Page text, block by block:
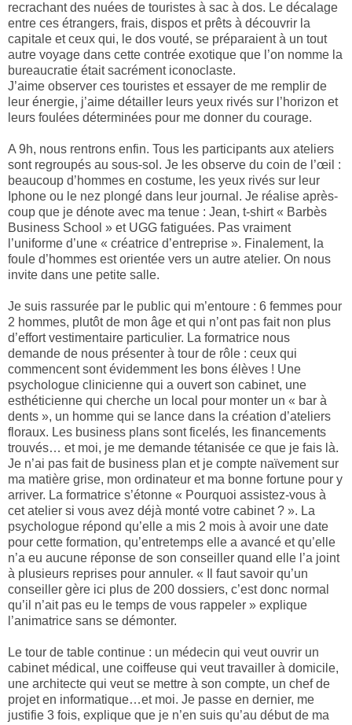
recrachant des nuées de touristes à sac à dos. Le décalage
entre ces étrangers, frais, dispos et prêts à découvrir la
capitale et ceux qui, le dos vouté, se préparaient à un tout
autre voyage dans cette contrée exotique que l’on nomme la
bureaucratie était sacrément iconoclaste.
J’aime observer ces touristes et essayer de me remplir de
leur énergie, j’aime détailler leurs yeux rivés sur l’horizon et
leurs foulées déterminées pour me donner du courage.
A 9h, nous rentrons enfin. Tous les participants aux ateliers
sont regroupés au sous-sol. Je les observe du coin de l’œil :
beaucoup d’hommes en costume, les yeux rivés sur leur
Iphone ou le nez plongé dans leur journal. Je réalise après-
coup que je dénote avec ma tenue : Jean, t-shirt « Barbès
Business School » et UGG fatiguées. Pas vraiment
l’uniforme d’une « créatrice d’entreprise ». Finalement, la
foule d’hommes est orientée vers un autre atelier. On nous
invite dans une petite salle.
Je suis rassurée par le public qui m’entoure : 6 femmes pour
2 hommes, plutôt de mon âge et qui n’ont pas fait non plus
d’effort vestimentaire particulier. La formatrice nous
demande de nous présenter à tour de rôle : ceux qui
commencent sont évidemment les bons élèves ! Une
psychologue clinicienne qui a ouvert son cabinet, une
esthéticienne qui cherche un local pour monter un « bar à
dents », un homme qui se lance dans la création d’ateliers
floraux. Les business plans sont ficelés, les financements
trouvés… et moi, je me demande tétanisée ce que je fais là.
Je n’ai pas fait de business plan et je compte naïvement sur
ma matière grise, mon ordinateur et ma bonne fortune pour y
arriver. La formatrice s’étonne « Pourquoi assistez-vous à
cet atelier si vous avez déjà monté votre cabinet ? ». La
psychologue répond qu’elle a mis 2 mois à avoir une date
pour cette formation, qu’entretemps elle a avancé et qu’elle
n’a eu aucune réponse de son conseiller quand elle l’a joint
à plusieurs reprises pour annuler. « Il faut savoir qu’un
conseiller gère ici plus de 200 dossiers, c’est donc normal
qu’il n’ait pas eu le temps de vous rappeler » explique
l’animatrice sans se démonter.
Le tour de table continue : un médecin qui veut ouvrir un
cabinet médical, une coiffeuse qui veut travailler à domicile,
une architecte qui veut se mettre à son compte, un chef de
projet en informatique…et moi. Je passe en dernier, me
justifie 3 fois, explique que je n’en suis qu’au début de ma